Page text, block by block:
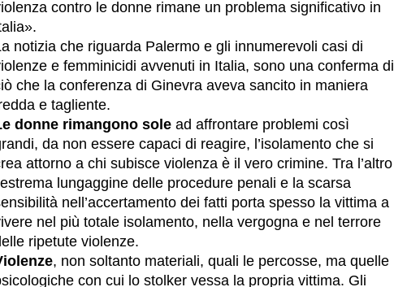
contro le donne rimane un problema significativo in
notizia che riguarda Palermo e gli innumerevoli casi di
e femminicidi avvenuti in Italia, sono una conferma di
che la conferenza di Ginevra aveva sancito in maniera
e tagliente.
donne rimangono sole ad affrontare problemi così
da non essere capaci di reagire, l’isolamento che si
attorno a chi subisce violenza è il vero crimine. Tra l’altro
lungaggine delle procedure penali e la scarsa
nell’accertamento dei fatti porta spesso la vittima a
nel più totale isolamento, nella vergogna e nel terrore
ripetute violenze.
, non soltanto materiali, quali le percosse, ma quelle
con cui lo stolker vessa la propria vittima. Gli